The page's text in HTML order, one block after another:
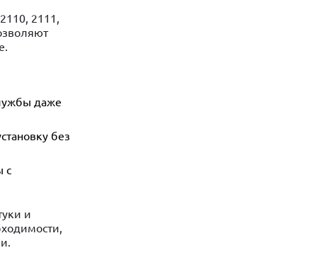
2111,
даже
без
с
и